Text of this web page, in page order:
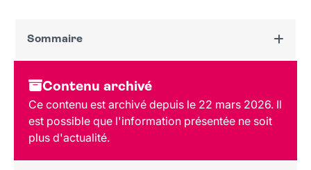
Sommaire
Dates et horaires
Au programme
Tarif et réservation
Public
Lieu et contact
Contenu archivé
Ce contenu est archivé depuis le 22 mars 2026. Il
est possible que l'information présentée ne soit
plus d'actualité.